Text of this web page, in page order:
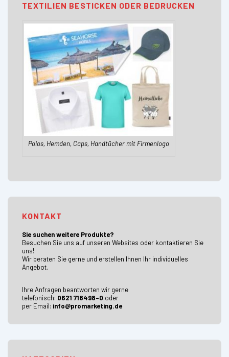
TEXTILIEN BESTICKEN ODER BEDRUCKEN
Polos, Hemden, Caps, Handtücher mit Firmenlogo
KONTAKT
Sie suchen weitere Produkte?
Besuchen Sie uns auf unseren Websites oder kontaktieren Sie
uns!
Wir beraten Sie gerne und erstellen Ihnen Ihr individuelles
Angebot.
Ihre Anfragen beantworten wir gerne
telefonisch: 0621 718498-0 oder
per Email: info@promarketing.de